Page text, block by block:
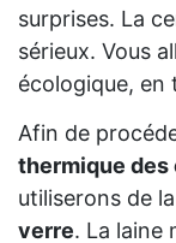
surprises. La
sérieux. Vous
écologique, en
Afin de
thermique des
utiliserons de la
verre. La laine